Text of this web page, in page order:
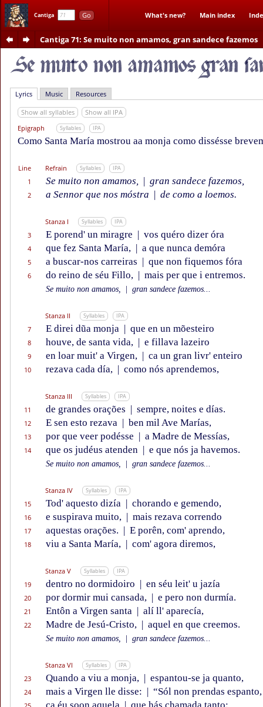
Cantiga Go What's new? Main index
Cantiga 71: Se muito non amamos, gran sandece fazemos
Lyrics Music Resources
Show all syllables
Show all IPA
Epigraph
Syllables IPA
Como Santa María mostrou aa monja como dissésse
Line Refrain Syllables IPA
1 Se muito non amamos, | gran sandece fazemos,
2 a Sennor que nos móstra | de como a loemos.
Stanza I Syllables IPA
3 E porend' un miragre | vos quéro dizer óra
4 que fez Santa María, | a que nunca demóra
5 a buscar-nos carreiras | que non fiquemos fóra
6 do reino de séu Fillo, | mais per que i entremos.
Se muito non amamos, gran sandece fazemos...
Stanza II Syllables IPA
7 E direi dũa monja | que en un mõesteiro
8 houve, de santa vida, | e fillava lazeiro
9 en loar muit' a Virgen, | ca un gran livr' enteiro
10 rezava cada día, | como nós aprendemos,
Stanza III Syllables IPA
11 de grandes orações | sempre, noites e días.
12 E sen esto rezava | ben mil Ave Marías,
13 por que veer podésse | a Madre de Messías,
14 que os judéus atenden | e que nós ja havemos.
Se muito non amamos, gran sandece fazemos...
Stanza IV Syllables IPA
15 Tod' aquesto dizía | chorando e gemendo,
16 e suspirava muito, | mais rezava correndo
17 aquestas orações. | E porên, com' aprendo,
18 viu a Santa María, | com' agora diremos,
Stanza V Syllables IPA
19 dentro no dormidoiro | en séu leit' u jazía
20 por dormir mui cansada, | e pero non durmía.
21 Entôn a Virgen santa | alí ll' aparecía,
22 Madre de Jesú-Cristo, | aquel en que creemos.
Se muito non amamos, gran sandece fazemos...
Stanza VI Syllables IPA
23 Quando a viu a monja, | espantou-se ja quanto,
24 mais a Virgen lle disse: | “Sól non prendas espanto,